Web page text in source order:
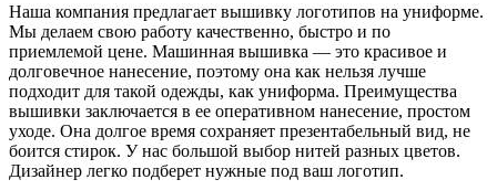
Наша компания предлагает вышивку логотипов на униформе.
Мы делаем свою работу качественно, быстро и по
приемлемой цене. Машинная вышивка — это красивое и
долговечное нанесение, поэтому она как нельзя лучше
подходит для такой одежды, как униформа. Преимущества
вышивки заключается в ее оперативном нанесение, простом
уходе. Она долгое время сохраняет презентабельный вид, не
боится стирок. У нас большой выбор нитей разных цветов.
Дизайнер легко подберет нужные под ваш логотип.